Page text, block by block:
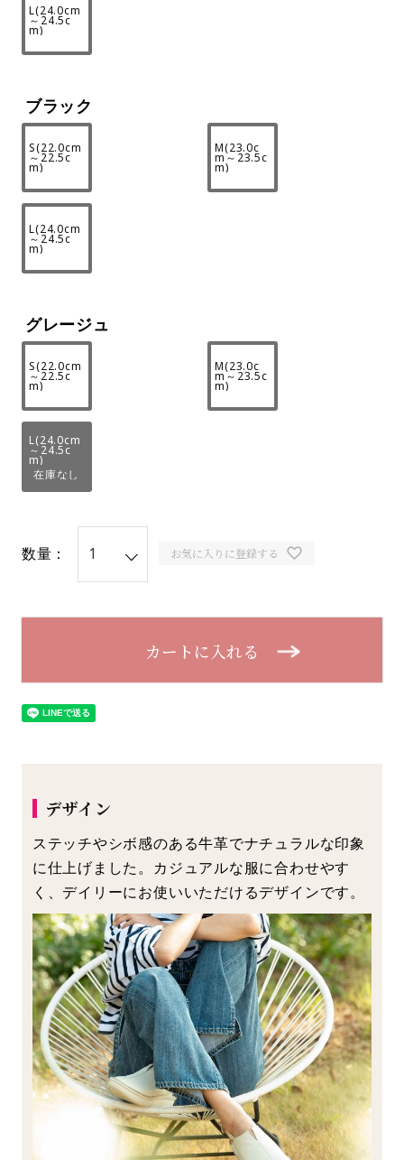
L(24.0cm
～24.5c
m)
ブラック
S(22.0cm
～22.5c
m)
M(23.0c
m～23.5c
m)
L(24.0cm
～24.5c
m)
グレージュ
S(22.0cm
～22.5c
m)
M(23.0c
m～23.5c
m)
L(24.0cm
～24.5c
m)
在庫なし
数量： お気に入りに登録する
カートに入れる
デザイン
ステッチやシボ感のある牛革でナチュラルな印象
に仕上げました。カジュアルな服に合わせやす
く、デイリーにお使いいただけるデザインです。